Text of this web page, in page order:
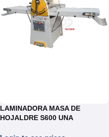
LAMINADORA MASA DE
HOJALDRE S600 UNA